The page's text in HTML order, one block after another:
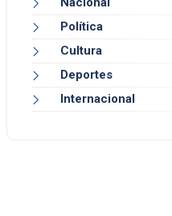
Política
Cultura
Deportes
Internacional